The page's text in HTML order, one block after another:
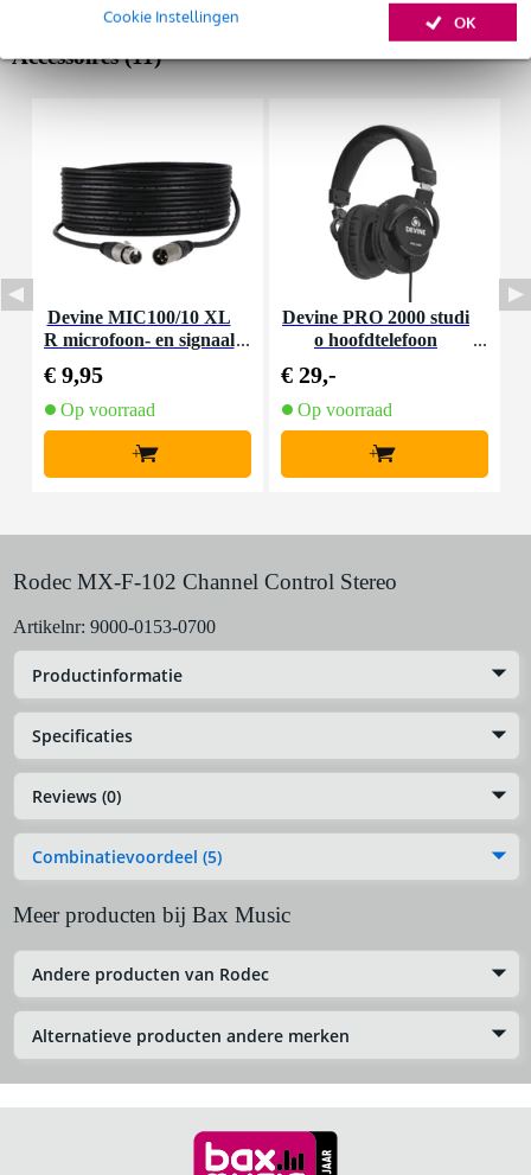
OK
Cookie Instellingen
Gratisthuisbezorgd of op te halen in de winkel
De mogelijkheid om je product(en) met korting te kopen
Huur dit product
Accessoires (11)
Devine MIC100/10 XL
R microfoon- en signaal
€ 9,95
Op voorraad
+
Devine PRO 2000 studi
o hoofdtelefoon
€ 29,-
Op voorraad
+
Rodec MX-F-102 Channel Control Stereo
Artikelnr: 9000-0153-0700
Productinformatie
Specificaties
Reviews (0)
Combinatievoordeel (5)
Meer producten bij Bax Music
Andere producten van Rodec
Alternatieve producten andere merken